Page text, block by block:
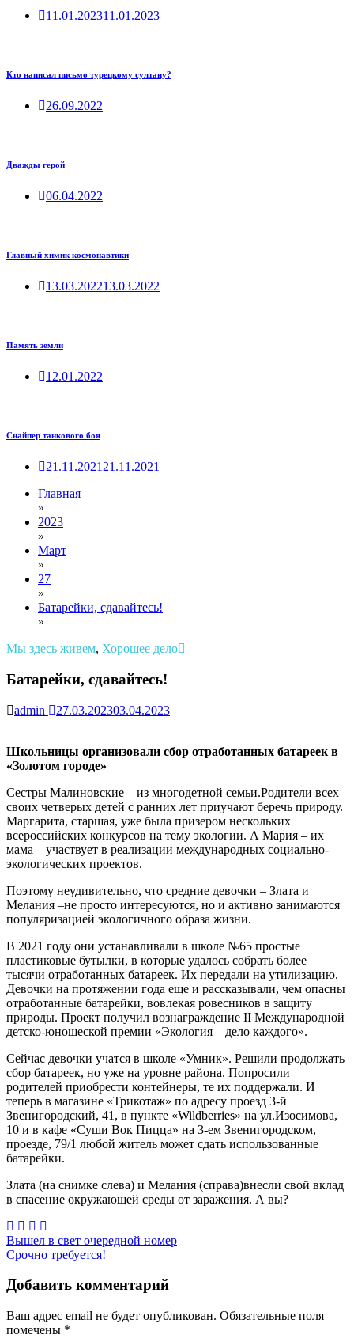
11.01.202311.01.2023
Кто написал письмо турецкому султану?
26.09.2022
Дважды герой
06.04.2022
Главный химик космонавтики
13.03.202213.03.2022
Память земли
12.01.2022
Снайпер танкового боя
21.11.2021 21.11.2021
Главная
»
2023
»
Март
»
27
»
Батарейки, сдавайтесь!
»
Мы здесь живем, Хорошее дело
Батарейки, сдавайтесь!
admin 27.03.202303.04.2023
Школьницы организовали сбор отработанных батареек в
«Золотом городе»
Сестры Малиновские – из многодетной семьи.Родители всех
своих четверых детей с ранних лет приучают беречь природу.
Маргарита, старшая, уже была призером нескольких
всероссийских конкурсов на тему экологии. А Мария – их
мама – участвует в реализации международных социально-
экологических проектов.
Поэтому неудивительно, что средние девочки – Злата и
Мелания –не просто интересуются, но и активно занимаются
популяризацией экологичного образа жизни.
В 2021 году они устанавливали в школе №65 простые
пластиковые бутылки, в которые удалось собрать более
тысячи отработанных батареек. Их передали на утилизацию.
Девочки на протяжении года еще и рассказывали, чем опасны
отработанные батарейки, вовлекая ровесников в защиту
природы. Проект получил вознаграждение II Международной
детско-юношеской премии «Экология – дело каждого».
Сейчас девочки учатся в школе «Умник». Решили продолжать
сбор батареек, но уже на уровне района. Попросили
родителей приобрести контейнеры, те их поддержали. И
теперь в магазине «Трикотаж» по адресу проезд 3-й
Звенигородский, 41, в пункте «Wildberries» на ул.Изосимова,
10 и в кафе «Суши Вок Пицца» на 3-ем Звенигородском,
проезде, 79/1 любой житель может сдать использованные
батарейки.
Злата (на снимке слева) и Мелания (справа)внесли свой вклад
в спасение окружающей среды от заражения. А вы?
Навигация
по
записям
Вышел в свет очередной номер
Срочно требуется!
Добавить комментарий
Ваш адрес email не будет опубликован. Обязательные поля
помечены *